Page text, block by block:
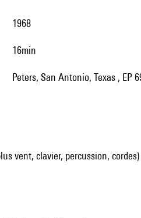
1968
16min
Peters, San Antonio, Texas , EP
vent, clavier, percussion, cordes)